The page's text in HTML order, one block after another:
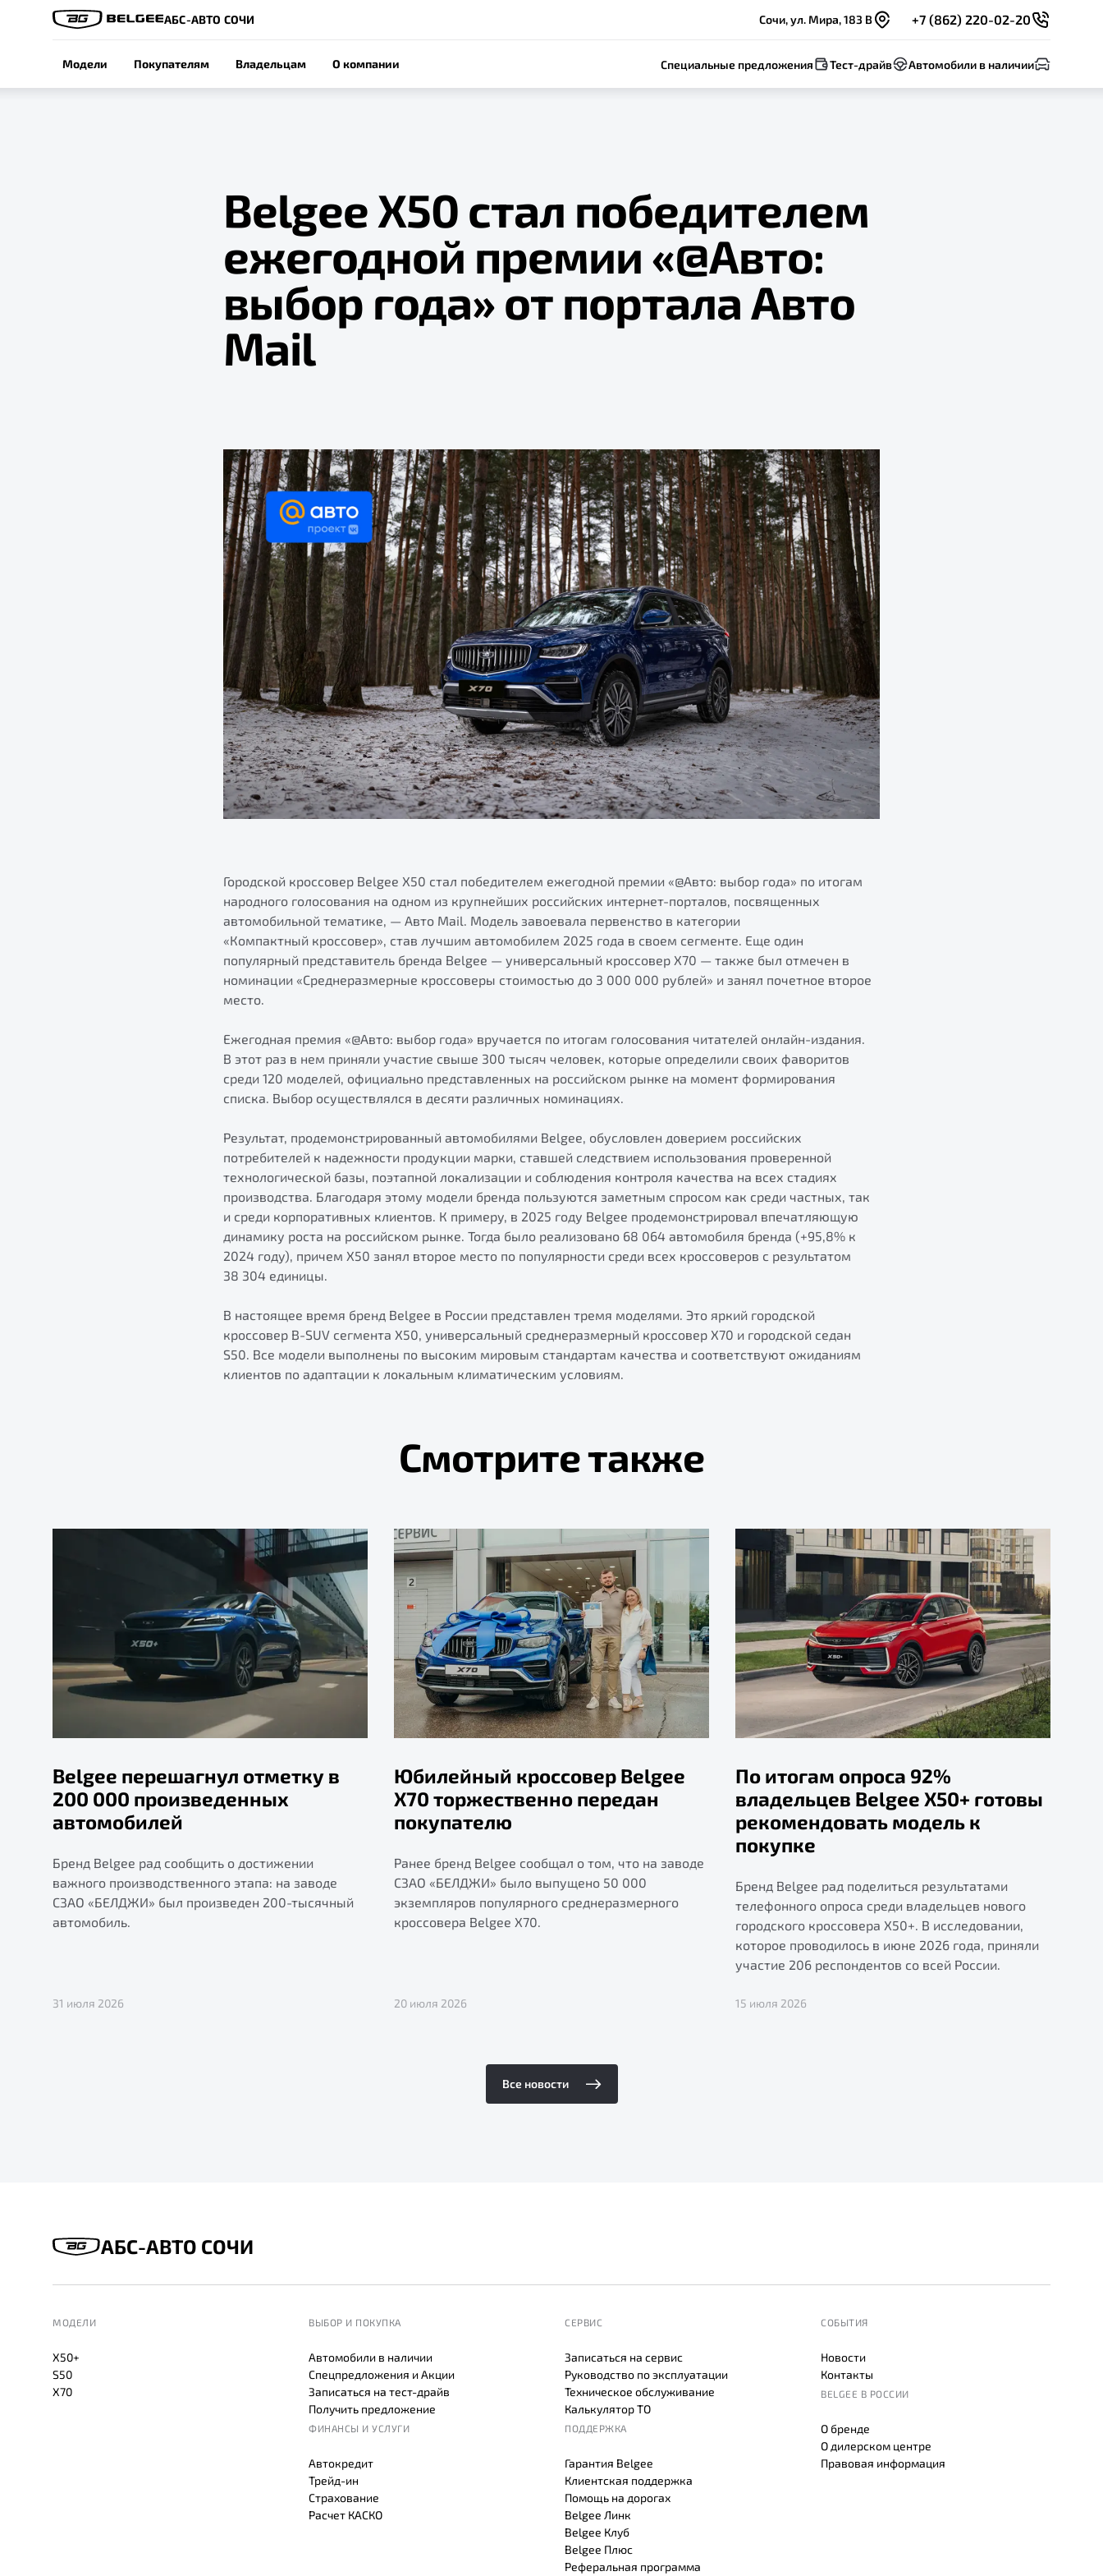
АБС-АВТО СОЧИ Сочи, ул. Мира, 183 В +7 (862) 220-02-20
Модели Покупателям Владельцам О компании Специальные предложения Тест-драйв Автомобили в наличии
Belgee Х50 стал победителем
ежегодной премии «@Авто:
выбор года» от портала Авто
Mail
Городской кроссовер Belgee Х50 стал победителем ежегодной премии «@Авто: выбор года» по итогам
народного голосования на одном из крупнейших российских интернет-порталов, посвященных
автомобильной тематике, — Авто Mail. Модель завоевала первенство в категории
«Компактный кроссовер», став лучшим автомобилем 2025 года в своем сегменте. Еще один
популярный представитель бренда Belgee — универсальный кроссовер X70 — также был отмечен в
номинации «Среднеразмерные кроссоверы стоимостью до 3 000 000 рублей» и занял почетное второе
место.
Ежегодная премия «@Авто: выбор года» вручается по итогам голосования читателей онлайн-издания.
В этот раз в нем приняли участие свыше 300 тысяч человек, которые определили своих фаворитов
среди 120 моделей, официально представленных на российском рынке на момент формирования
списка. Выбор осуществлялся в десяти различных номинациях.
Результат, продемонстрированный автомобилями Belgee, обусловлен доверием российских
потребителей к надежности продукции марки, ставшей следствием использования проверенной
технологической базы, поэтапной локализации и соблюдения контроля качества на всех стадиях
производства. Благодаря этому модели бренда пользуются заметным спросом как среди частных, так
и среди корпоративных клиентов. К примеру, в 2025 году Belgee продемонстрировал впечатляющую
динамику роста на российском рынке. Тогда было реализовано 68 064 автомобиля бренда (+95,8% к
2024 году), причем X50 занял второе место по популярности среди всех кроссоверов с результатом
38 304 единицы.
В настоящее время бренд Belgee в России представлен тремя моделями. Это яркий городской
кроссовер B-SUV сегмента X50, универсальный среднеразмерный кроссовер X70 и городской седан
S50. Все модели выполнены по высоким мировым стандартам качества и соответствуют ожиданиям
клиентов по адаптации к локальным климатическим условиям.
Смотрите также
Belgee перешагнул отметку в
200 000 произведенных
автомобилей
Бренд Belgee рад сообщить о достижении
важного производственного этапа: на заводе
СЗАО «БЕЛДЖИ» был произведен 200-тысячный
автомобиль.
31 июля 2026
Юбилейный кроссовер Belgee
X70 торжественно передан
покупателю
Ранее бренд Belgee сообщал о том, что на заводе
СЗАО «БЕЛДЖИ» было выпущено 50 000
экземпляров популярного среднеразмерного
кроссовера Belgee X70.
20 июля 2026
По итогам опроса 92%
владельцев Belgee X50+ готовы
рекомендовать модель к
покупке
Бренд Belgee рад поделиться результатами
телефонного опроса среди владельцев нового
городского кроссовера X50+. В исследовании,
которое проводилось в июне 2026 года, приняли
участие 206 респондентов со всей России.
15 июля 2026
Все новости
АБС-АВТО СОЧИ
МОДЕЛИ
X50+
S50
X70
ВЫБОР И ПОКУПКА
Автомобили в наличии
Спецпредложения и Акции
Записаться на тест-драйв
Получить предложение
ФИНАНСЫ И УСЛУГИ
Автокредит
Трейд-ин
Страхование
Расчет КАСКО
СЕРВИС
Записаться на сервис
Руководство по эксплуатации
Техническое обслуживание
Калькулятор ТО
ПОДДЕРЖКА
Гарантия Belgee
Клиентская поддержка
Помощь на дорогах
Belgee Линк
Belgee Клуб
Belgee Плюс
Реферальная программа
СОБЫТИЯ
Новости
Контакты
BELGEE В РОССИИ
О бренде
О дилерском центре
Правовая информация